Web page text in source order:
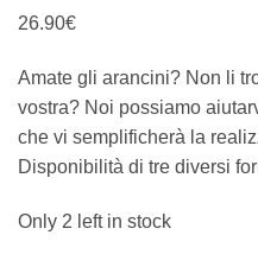
26.90€
Amate gli arancini? Non li
vostra? Noi possiamo
che vi semplificherà la
Disponibilità di tre diversi
Only 2 left in stock